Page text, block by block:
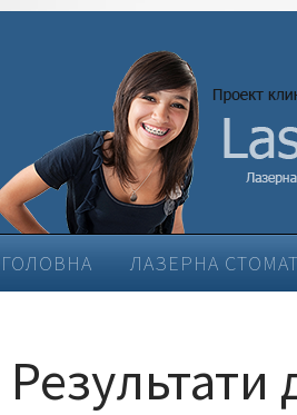
ГОЛОВНА ЛАЗЕРНА
ЕСТЕТИЧНА СТОМАТОЛОГІЯ